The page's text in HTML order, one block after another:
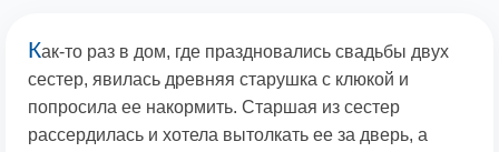
Как-то раз в дом, где праздновались свадьбы двух
сестер, явилась древняя старушка с клюкой и
попросила ее накормить. Старшая из сестер
рассердилась и хотела вытолкать ее за дверь, а